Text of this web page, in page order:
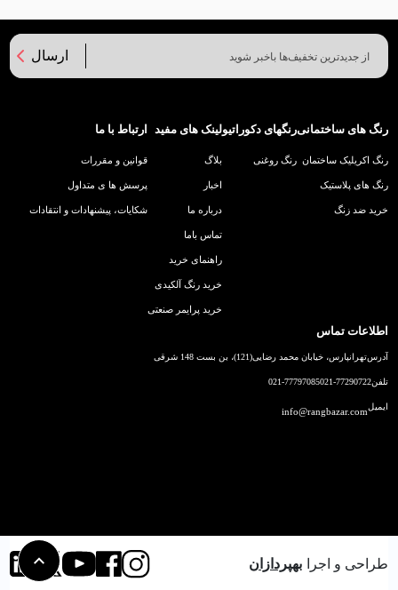
ارسال
رنگ های ساختمانی
رنگ اکریلیک ساختمان
رنگ های پلاستیک
خرید ضد زنگ
رنگهای دکوراتیو
رنگ روغنی
لینک های مفید
بلاگ
اخبار
درباره ما
تماس باما
راهنمای خرید
خرید رنگ آلکیدی
خرید پرایمر صنعتی
ارتباط با ما
قوانین و مقررات
پرسش ها ی متداول
شکایات، پیشنهادات و انتقادات
اطلاعات تماس
آدرستهرانپارس، خیابان محمد رضایی(121)، بن بست 148 شرقی
تلفن021-77290722
021-77797085
ایمیلinfo@rangbazar.com
طراحی و اجرا بهپردازان